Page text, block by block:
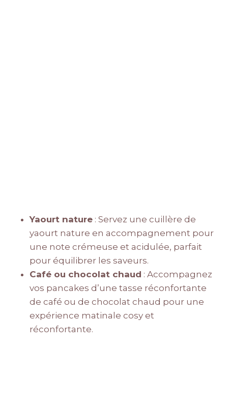
Yaourt nature : Servez une cuillère de
yaourt nature en accompagnement pour
une note crémeuse et acidulée, parfait
pour équilibrer les saveurs.
Café ou chocolat chaud : Accompagnez
vos pancakes d’une tasse réconfortante
de café ou de chocolat chaud pour une
expérience matinale cosy et
réconfortante.